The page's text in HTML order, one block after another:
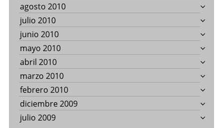
agosto 2010
julio 2010
junio 2010
mayo 2010
abril 2010
marzo 2010
febrero 2010
diciembre 2009
julio 2009